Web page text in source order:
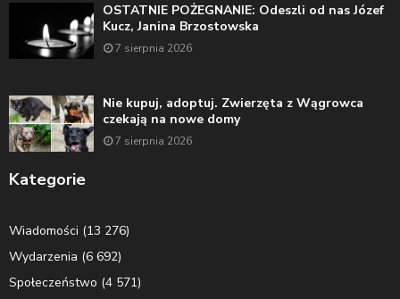
OSTATNIE POŻEGNANIE: Odeszli od nas Józef
Kucz, Janina Brzostowska
7 sierpnia 2026
Nie kupuj, adoptuj. Zwierzęta z Wągrowca
czekają na nowe domy
7 sierpnia 2026
Kategorie
Wiadomości (13 276)
Wydarzenia (6 692)
Społeczeństwo (4 571)